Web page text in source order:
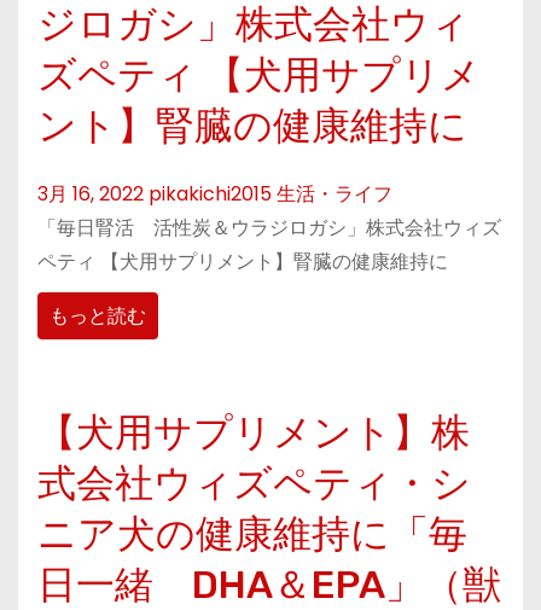
ジロガシ」株式会社ウィ
ズペティ 【犬用サプリメ
ント】腎臓の健康維持に
3月 16, 2022 pikakichi2015生活・ライフ
「毎日腎活 活性炭＆ウラジロガシ」株式会社ウィズ
ペティ 【犬用サプリメント】腎臓の健康維持に
もっと読む
【犬用サプリメント】株
式会社ウィズペティ・シ
ニア犬の健康維持に「毎
日一緒 DHA＆EPA」（獣